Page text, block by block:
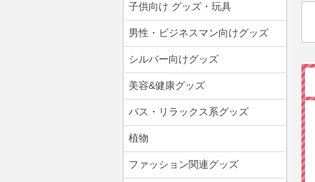
子供向け グッズ・玩具
男性・ビジネスマン向けグッズ
シルバー向けグッズ
美容&健康グッズ
バス・リラックス系グッズ
植物
ファッション関連グッズ